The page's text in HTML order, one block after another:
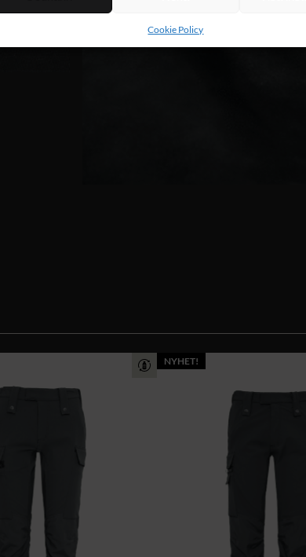
Cookie Policy
NYHET!